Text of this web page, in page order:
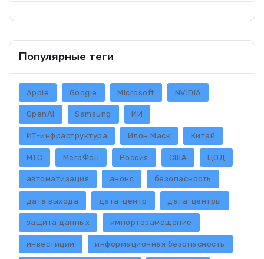
Популярные теги
Apple Google Microsoft NVIDIA
OpenAI Samsung ИИ
ИТ-инфраструктура Илон Маск Китай
МТС МегаФон Россия США ЦОД
автоматизация анонс безопасность
дата выхода дата-центр дата-центры
защита данных импортозамещение
инвестиции информационная безопасность